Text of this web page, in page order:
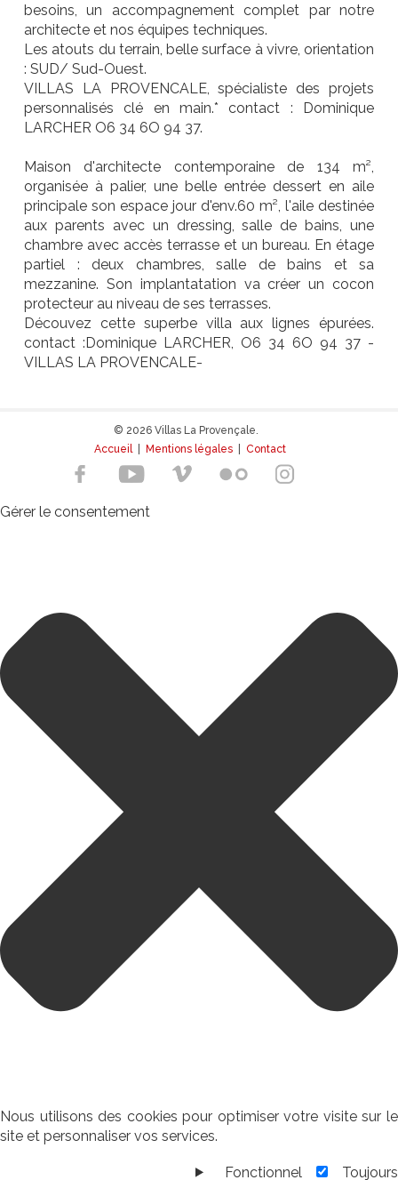
besoins, un accompagnement complet par notre
architecte et nos équipes techniques.
Les atouts du terrain, belle surface à vivre, orientation
: SUD/ Sud-Ouest.
VILLAS LA PROVENCALE, spécialiste des projets
personnalisés clé en main.* contact : Dominique
LARCHER O6 34 6O 94 37.
Maison d'architecte contemporaine de 134 m²,
organisée à palier, une belle entrée dessert en aile
principale son espace jour d'env.60 m², l'aile destinée
aux parents avec un dressing, salle de bains, une
chambre avec accès terrasse et un bureau. En étage
partiel : deux chambres, salle de bains et sa
mezzanine. Son implantatation va créer un cocon
protecteur au niveau de ses terrasses.
Découvez cette superbe villa aux lignes épurées.
contact :Dominique LARCHER, O6 34 6O 94 37 -
VILLAS LA PROVENCALE-
© 2026 Villas La Provençale.
Accueil| Mentions légales Contact
Gérer le consentement
Nous utilisons des cookies pour optimiser votre visite sur le
site et personnaliser vos services.
Fonctionnel Toujours